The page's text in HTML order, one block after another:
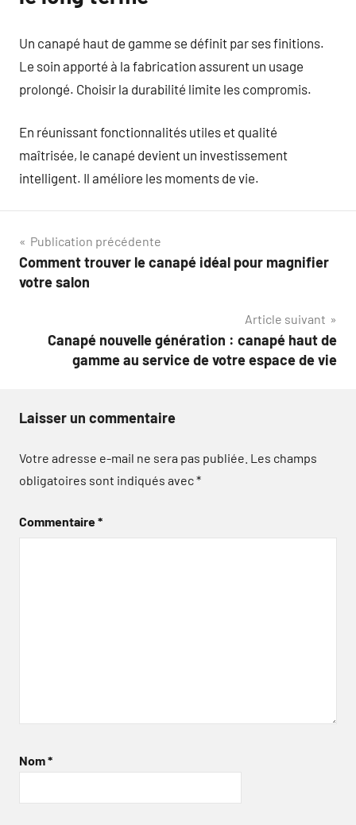
Un canapé haut de gamme se définit par ses finitions.
Le soin apporté à la fabrication assurent un usage
prolongé. Choisir la durabilité limite les compromis.
En réunissant fonctionnalités utiles et qualité
maîtrisée, le canapé devient un investissement
intelligent. Il améliore les moments de vie.
Navigation
de
Publication précédente
Comment trouver le canapé idéal pour magnifier
votre salon
Article suivant
Canapé nouvelle génération : canapé haut de
gamme au service de votre espace de vie
Laisser un commentaire
Votre adresse e-mail ne sera pas publiée. Les champs
obligatoires sont indiqués avec*
Commentaire*
Nom*